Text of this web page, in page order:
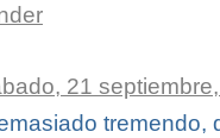
21